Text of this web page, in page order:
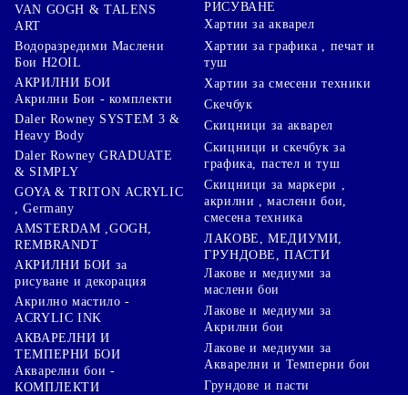
VAN GOGH & TALENS
ART
Водоразредими Маслени
Бои H2OIL
АКРИЛНИ БОИ
Акрилни Бои - комплекти
Daler Rowney SYSTEM 3 &
Heavy Body
Daler Rowney GRADUATE
& SIMPLY
GOYA & TRITON АCRYLIC
, Germany
AMSTERDAM ,GOGH,
REMBRANDT
АКРИЛНИ БОИ за
рисуване и декорация
Акрилно мастило -
ACRYLIC INK
АКВАРЕЛНИ И
ТЕМПЕРНИ БОИ
Акварелни бои -
КОМПЛЕКТИ
РИСУВАНЕ
Хартии за акварел
Хартии за графика , печат и
туш
Хартии за смесени техники
Скечбук
Скицници за акварел
Скицници и скечбук за
графика, пастел и туш
Скицници за маркери ,
акрилни , маслени бои,
смесена техника
ЛАКОВЕ, МЕДИУМИ,
ГРУНДОВЕ, ПАСТИ
Лакове и медиуми за
маслени бои
Лакове и медиуми за
Акрилни бои
Лакове и медиуми за
Акварелни и Темперни бои
Грундове и пасти